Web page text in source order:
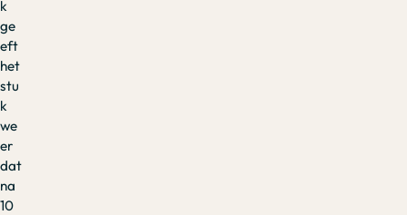
k
ge
eft
het
stu
k
we
er
dat
na
10